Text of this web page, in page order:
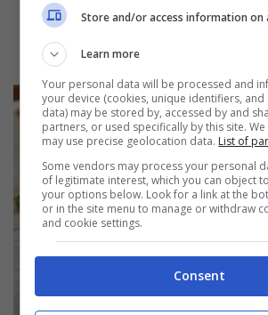
Store and/or access information on
Learn more
Your personal data will be processed and
your device (cookies, unique identifiers, and
data) may be stored by, accessed by and
partners, or used specifically by this site.
may use precise geolocation data. List of
Some vendors may process your personal
of legitimate interest, which you can object
your options below. Look for a link at the
or in the site menu to manage or withdraw
and cookie settings.
Consent